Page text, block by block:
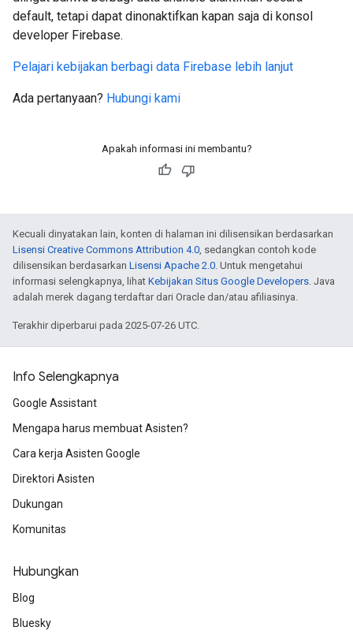
default, tetapi dapat dinonaktifkan kapan saja di konsol
developer Firebase.
Pelajari kebijakan berbagi data Firebase lebih lanjut
Ada pertanyaan? Hubungi kami
Apakah informasi ini membantu?
Kecuali dinyatakan lain, konten di halaman ini dilisensikan berdasarkan
Lisensi Creative Commons Attribution 4.0, sedangkan contoh kode
dilisensikan berdasarkan Lisensi Apache 2.0. Untuk mengetahui
informasi selengkapnya, lihat Kebijakan Situs Google Developers. Java
adalah merek dagang terdaftar dari Oracle dan/atau afiliasinya.
Terakhir diperbarui pada 2025-07-26 UTC.
Info Selengkapnya
Google Assistant
Mengapa harus membuat Asisten?
Cara kerja Asisten Google
Direktori Asisten
Dukungan
Komunitas
Hubungkan
Blog
Bluesky